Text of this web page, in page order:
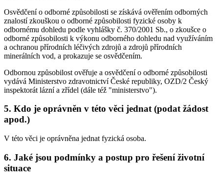
Osvědčení o odborné způsobilosti se získává ověřením odborných
znalostí zkouškou o odborné způsobilosti fyzické osoby k
odbornému dohledu podle vyhlášky č. 370/2001 Sb., o zkoušce o
odborné způsobilosti k výkonu odborného dohledu nad využíváním
a ochranou přírodních léčivých zdrojů a zdrojů přírodních
minerálních vod, a prokazuje se osvědčením.
Odbornou způsobilost ověřuje a osvědčení o odborné způsobilosti
vydává Ministerstvo zdravotnictví České republiky, OZD/2 Český
inspektorát lázní a zřídel (dále též "ministerstvo").
5. Kdo je oprávněn v této věci jednat (podat žádost
apod.)
V této věci je oprávněna jednat fyzická osoba.
6. Jaké jsou podmínky a postup pro řešení životní
situace